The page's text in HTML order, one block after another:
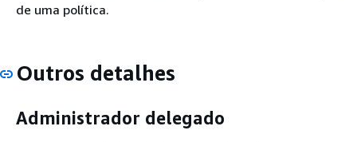
de uma política.
Outros detalhes
Administrador delegado